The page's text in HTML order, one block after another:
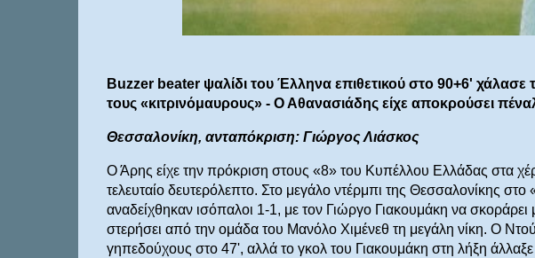
Buzzer beater ψαλίδι του Έλληνα επιθετικού στο 90+6' χάλασε
τους «κιτρινόμαυρους» - Ο Αθανασιάδης είχε αποκρούσει
Θεσσαλονίκη, ανταπόκριση: Γιώργος Λιάσκος
Ο Άρης είχε την πρόκριση στους «8» του Κυπέλλου Ελλάδας στα
τελευταίο δευτερόλεπτο. Στο μεγάλο ντέρμπι της Θεσσαλονίκης στο
αναδείχθηκαν ισόπαλοι 1-1, με τον Γιώργο Γιακουμάκη να
στερήσει από την ομάδα του Μανόλο Χιμένεθ τη μεγάλη νίκη. Ο
γηπεδούχους στο 47', αλλά το γκολ του Γιακουμάκη στη λήξη άλλαξε